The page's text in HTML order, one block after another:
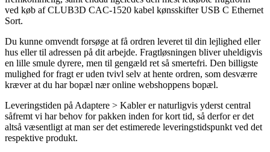
ved køb af CLUB3D CAC-1520 kabel kønsskifter USB C Ethernet
Sort.
Du kunne omvendt forsøge at få ordren leveret til din lejlighed eller
hus eller til adressen på dit arbejde. Fragtløsningen bliver uheldigvis
en lille smule dyrere, men til gengæld ret så smertefri. Den billigste
mulighed for fragt er uden tvivl selv at hente ordren, som desværre
kræver at du har bopæl nær online webshoppens bopæl.
Leveringstiden på Adaptere > Kabler er naturligvis yderst central
såfremt vi har behov for pakken inden for kort tid, så derfor er det
altså væsentligt at man ser det estimerede leveringstidspunkt ved det
respektive produkt.